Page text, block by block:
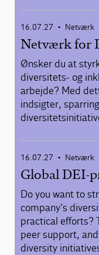
16.07.27 • Netværk
Netværk for
Ønsker du at
diversitets- og
arbejde? Med
indsigter,
16.07.27 • Netværk
Global DEI-
Do you want to
company's
practical efforts?
peer support,
diversity